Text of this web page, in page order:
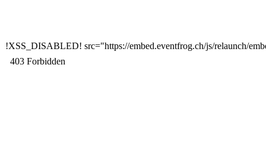
!XSS_DISABLED! src="https://embed.eventfrog.ch/js/relaunch/